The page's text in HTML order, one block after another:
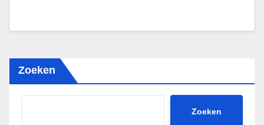
Zoeken
Zoeken